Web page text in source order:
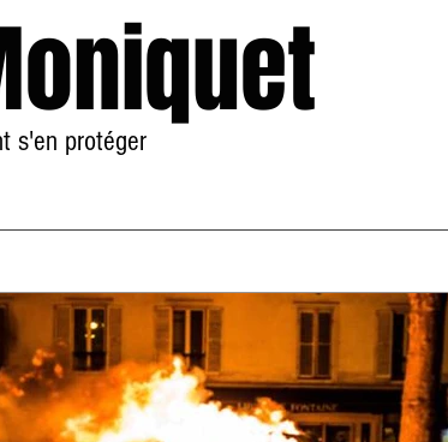
s'en protéger